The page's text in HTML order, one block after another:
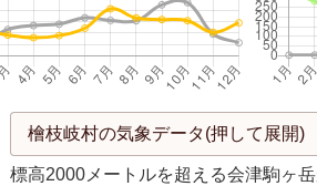
檜枝岐村の気象データ(押して展開)
標高2000メートルを超える会津駒ヶ